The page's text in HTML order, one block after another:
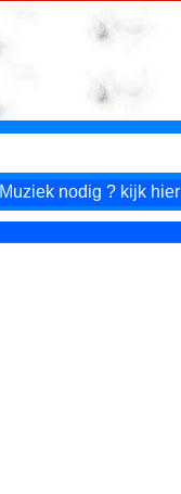
Muziek nodig ? kijk hier